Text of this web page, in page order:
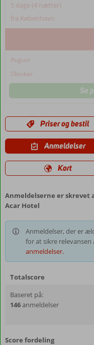
5 dage (4 nætter)
fra København
August
Oktober
Se
Priser og bestil
Anmeldelser
Kort
Anmeldelserne er skrevet
Acar Hotel
Anmeldelser, der er
for at sikre relevansen
anmeldelser.
Totalscore
Baseret på:
146anmeldelser
Score fordeling